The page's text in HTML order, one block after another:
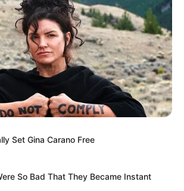
Set Gina Carano Free
So Bad That They Became Instant